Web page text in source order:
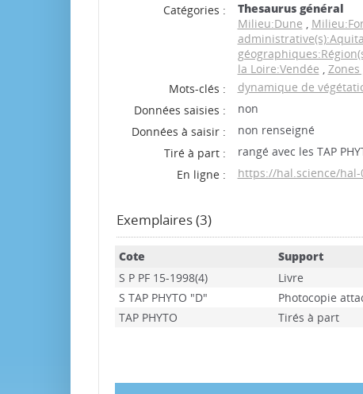
Catégories :
Thesaurus général
Milieu:Dune ,
la Loire:Vendée ,
Mots-clés :
dynamique de
Données saisies :
non
Données à saisir :
non renseigné
Tiré à part :
rangé avec les TAP
En ligne :
https://hal.science/
Exemplaires (3)
Cote Support
S P PF 15-1998(4)
Livre
S TAP PHYTO "D"
Photocopie
TAP PHYTO
Tirés à part